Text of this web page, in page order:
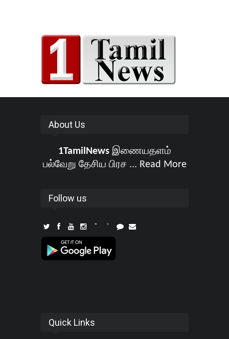
About Us
1TamilNewsஇணையதளம்
பல்வேறு தேசிய பிரச ... Read More
Follow us
Quick Links